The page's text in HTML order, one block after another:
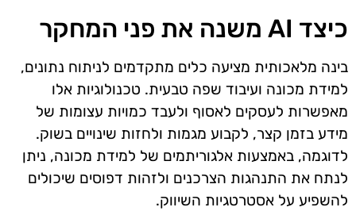
כיצד AI משנה את פני המחקר
בינה מלאכותית מציעה כלים מתקדמים לניתוח נתונים,
למידת מכונה ועיבוד שפה טבעית. טכנולוגיות אלו
מאפשרות לעסקים לאסוף ולעבד כמויות עצומות של
מידע בזמן קצר, לקבוע מגמות ולחזות שינויים בשוק.
לדוגמה, באמצעות אלגוריתמים של למידת מכונה, ניתן
לנתח את התנהגות הצרכנים ולזהות דפוסים שיכולים
להשפיע על אסטרטגיות השיווק.